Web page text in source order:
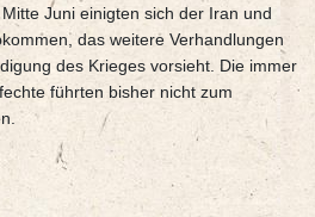
Juni einigten sich der Iran und
das weitere Verhandlungen
des Krieges vorsieht. Die immer
führten bisher nicht zum